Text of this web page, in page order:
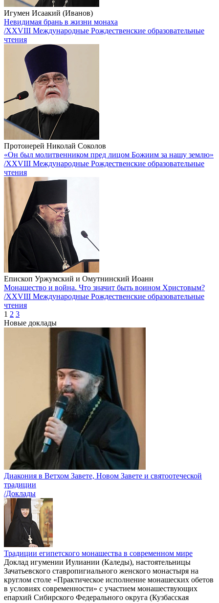
Игумен Исаакий (Иванов)
Невидимая брань в жизни монаха
/XXVIII Международные Рождественские образовательные
чтения
Протоиерей Николай Соколов
«Он был молитвенником пред лицом Божиим за нашу землю»
/XXVIII Международные Рождественские образовательные
чтения
Епископ Уржумский и Омутнинский Иоанн
Монашество и война. Что значит быть воином Христовым?
/XXVIII Международные Рождественские образовательные
чтения
1 2 3
Новые доклады
Диакония в Ветхом Завете, Новом Завете и святоотеческой
традиции
/Доклады
Традиции египетского монашества в современном мире
Доклад игумении Иулиании (Каледы), настоятельницы
Зачатьевского ставропигиального женского монастыря на
круглом столе «Практическое исполнение монашеских обетов
в условиях современности» с участием монашествующих
епархий Сибирского Федерального округа (Кузбасская